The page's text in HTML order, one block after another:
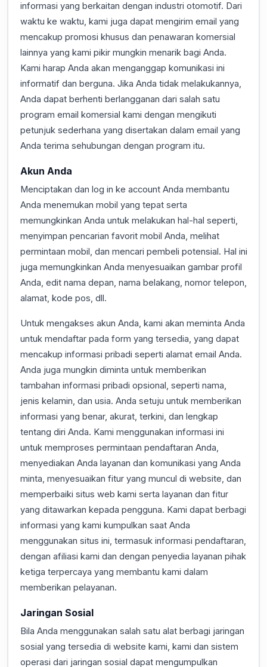
informasi yang berkaitan dengan industri otomotif. Dari
waktu ke waktu, kami juga dapat mengirim email yang
mencakup promosi khusus dan penawaran komersial
lainnya yang kami pikir mungkin menarik bagi Anda.
Kami harap Anda akan menganggap komunikasi ini
informatif dan berguna. Jika Anda tidak melakukannya,
Anda dapat berhenti berlangganan dari salah satu
program email komersial kami dengan mengikuti
petunjuk sederhana yang disertakan dalam email yang
Anda terima sehubungan dengan program itu.
Akun Anda
Menciptakan dan log in ke account Anda membantu
Anda menemukan mobil yang tepat serta
memungkinkan Anda untuk melakukan hal-hal seperti,
menyimpan pencarian favorit mobil Anda, melihat
permintaan mobil, dan mencari pembeli potensial. Hal ini
juga memungkinkan Anda menyesuaikan gambar profil
Anda, edit nama depan, nama belakang, nomor telepon,
alamat, kode pos, dll.
Untuk mengakses akun Anda, kami akan meminta Anda
untuk mendaftar pada form yang tersedia, yang dapat
mencakup informasi pribadi seperti alamat email Anda.
Anda juga mungkin diminta untuk memberikan
tambahan informasi pribadi opsional, seperti nama,
jenis kelamin, dan usia. Anda setuju untuk memberikan
informasi yang benar, akurat, terkini, dan lengkap
tentang diri Anda. Kami menggunakan informasi ini
untuk memproses permintaan pendaftaran Anda,
menyediakan Anda layanan dan komunikasi yang Anda
minta, menyesuaikan fitur yang muncul di website, dan
memperbaiki situs web kami serta layanan dan fitur
yang ditawarkan kepada pengguna. Kami dapat berbagi
informasi yang kami kumpulkan saat Anda
menggunakan situs ini, termasuk informasi pendaftaran,
dengan afiliasi kami dan dengan penyedia layanan pihak
ketiga terpercaya yang membantu kami dalam
memberikan pelayanan.
Jaringan Sosial
Bila Anda menggunakan salah satu alat berbagi jaringan
sosial yang tersedia di website kami, kami dan sistem
operasi dari jaringan sosial dapat mengumpulkan